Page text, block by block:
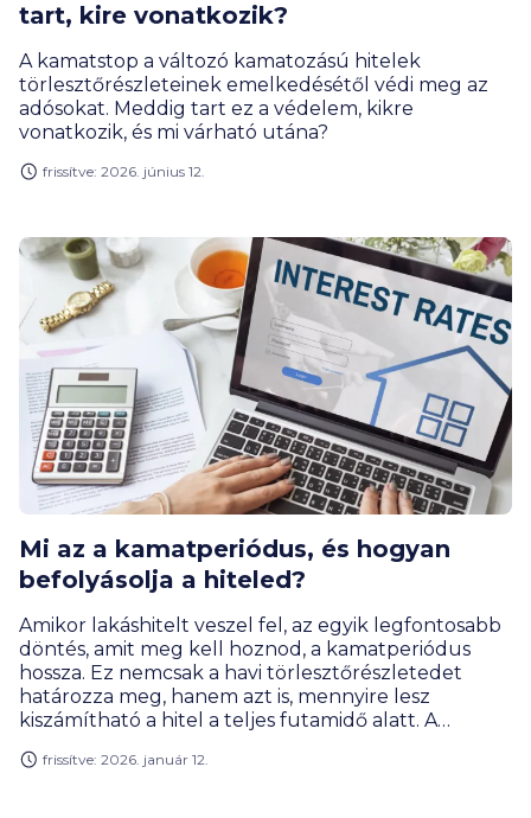
tart, kire vonatkozik?
A kamatstop a változó kamatozású hitelek
törlesztőrészleteinek emelkedésétől védi meg az
adósokat. Meddig tart ez a védelem, kikre
vonatkozik, és mi várható utána?
frissítve: 2026. június 12.
Mi az a kamatperiódus, és hogyan
befolyásolja a hiteled?
Amikor lakáshitelt veszel fel, az egyik legfontosabb
döntés, amit meg kell hoznod, a kamatperiódus
hossza. Ez nemcsak a havi törlesztőrészletedet
határozza meg, hanem azt is, mennyire lesz
kiszámítható a hitel a teljes futamidő alatt. A
elkerülni a kellemetlen meglepetéseket, és hosszú
frissítve: 2026. január 12.